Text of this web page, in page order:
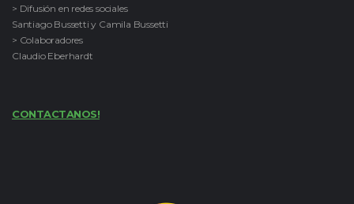
> Difusión en redes sociales
Santiago Bussetti y Camila Bussetti
> Colaboradores
Claudio Eberhardt
CONTACTANOS!